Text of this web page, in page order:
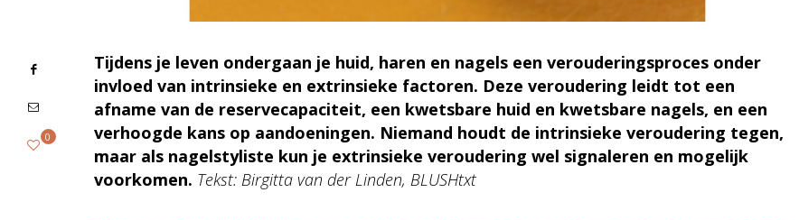
Tijdens je leven ondergaan je huid, haren en nagels een verouderingsproces onder
invloed van intrinsieke en extrinsieke factoren. Deze veroudering leidt tot een
afname van de reservecapaciteit, een kwetsbare huid en kwetsbare nagels, en een
verhoogde kans op aandoeningen. Niemand houdt de intrinsieke veroudering tegen,
maar als nagelstyliste kun je extrinsieke veroudering wel signaleren en mogelijk
voorkomen. Tekst: Birgitta van der Linden, BLUSHtxt
0